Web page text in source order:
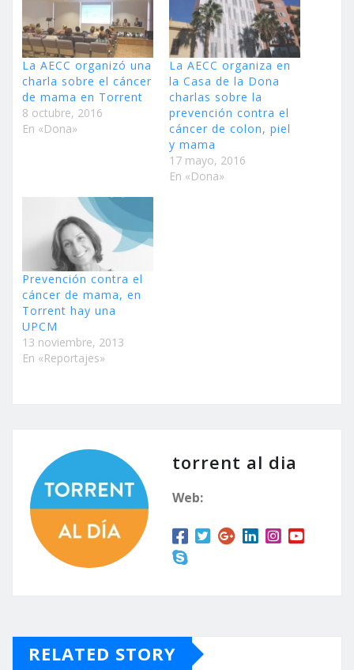
La AECC organizó una
charla sobre el cáncer
de mama en Torrent
8 octubre, 2016
En «Dona»
La AECC organiza en
la Casa de la Dona
charlas sobre la
prevención contra el
cáncer de colon, piel
y mama
17 mayo, 2016
En «Dona»
Prevención contra el
cáncer de mama, en
Torrent hay una
UPCM
13 noviembre, 2013
En «Reportajes»
torrent al dia
Web:
RELATED STORY